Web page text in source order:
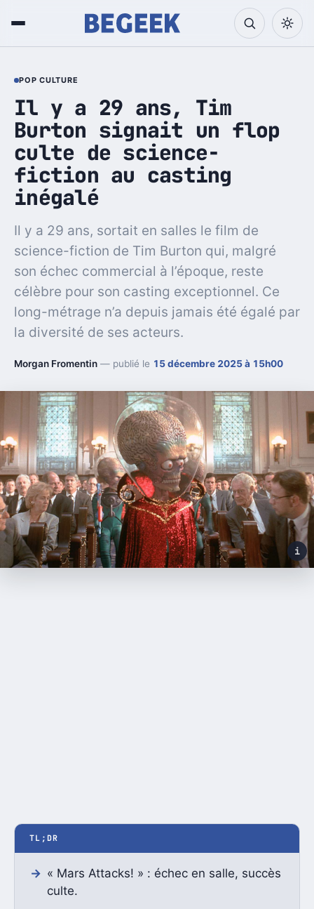
POP CULTURE
Il y a 29 ans, Tim
Burton signait un flop
culte de science-
fiction au casting
inégalé
Il y a 29 ans, sortait en salles le film de
science-fiction de Tim Burton qui, malgré
son échec commercial à l’époque, reste
célèbre pour son casting exceptionnel. Ce
long-métrage n’a depuis jamais été égalé par
la diversité de ses acteurs.
Morgan Fromentin — publié le 15 décembre 2025 à 15h00
i
TL;DR
« Mars Attacks! » : échec en salle, succès
culte.